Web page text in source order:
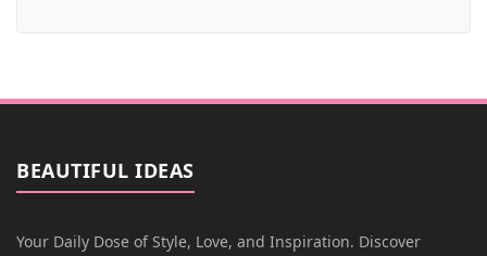
BEAUTIFUL IDEAS
Your Daily Dose of Style, Love, and Inspiration. Discover